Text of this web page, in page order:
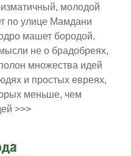
молодой
по улице Мамдани
машет бородой.
не о брадобреях,
множества идей
и простых евреях,
меньше, чем
>>>